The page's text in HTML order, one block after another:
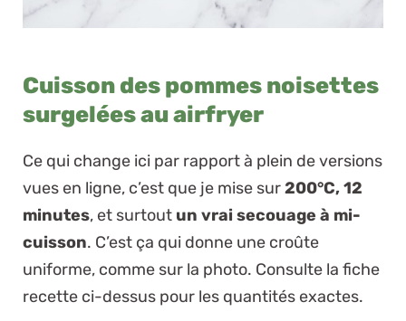
Cuisson des pommes noisettes
surgelées au airfryer
Ce qui change ici par rapport à plein de versions
vues en ligne, c’est que je mise sur200°C, 12
minutes, et surtout un vrai secouage à mi-
cuisson. C’est ça qui donne une croûte
uniforme, comme sur la photo. Consulte la fiche
recette ci-dessus pour les quantités exactes.